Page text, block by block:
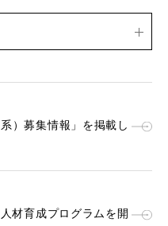
）募集情報」を掲載し
材育成プログラムを開